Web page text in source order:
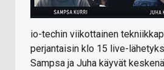
io-techin viikottainen
perjantaisin klo 15 live-
Sampsa ja Juha käyvät